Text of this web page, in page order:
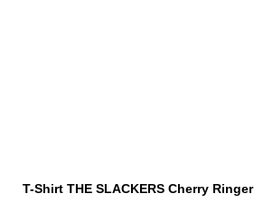
T-Shirt THE SLACKERS Cherry Ringer